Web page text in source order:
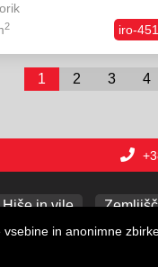
iro-451
2
1 2 3 4
Hiše in vile
in anonimne